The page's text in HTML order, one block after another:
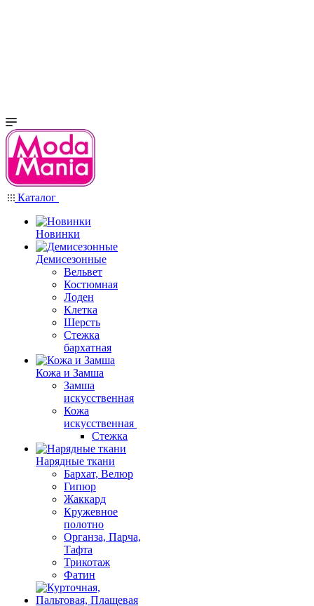
Каталог
Новинки
Демисезонные
Вельвет
Костюмная
Лоден
Клетка
Шерсть
Стежка
бархатная
Кожа и Замша
Замша
искусственная
Кожа
искусственная
Стежка
Нарядные ткани
Бархат, Велюр
Гипюр
Жаккард
Кружевное
полотно
Органза, Парча,
Тафта
Трикотаж
Фатин